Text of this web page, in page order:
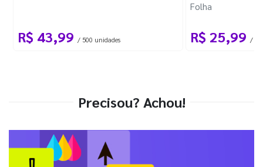
R$ 43,99 / 500 unidades
Folha
R$ 25,99 / 1
Precisou? Achou!